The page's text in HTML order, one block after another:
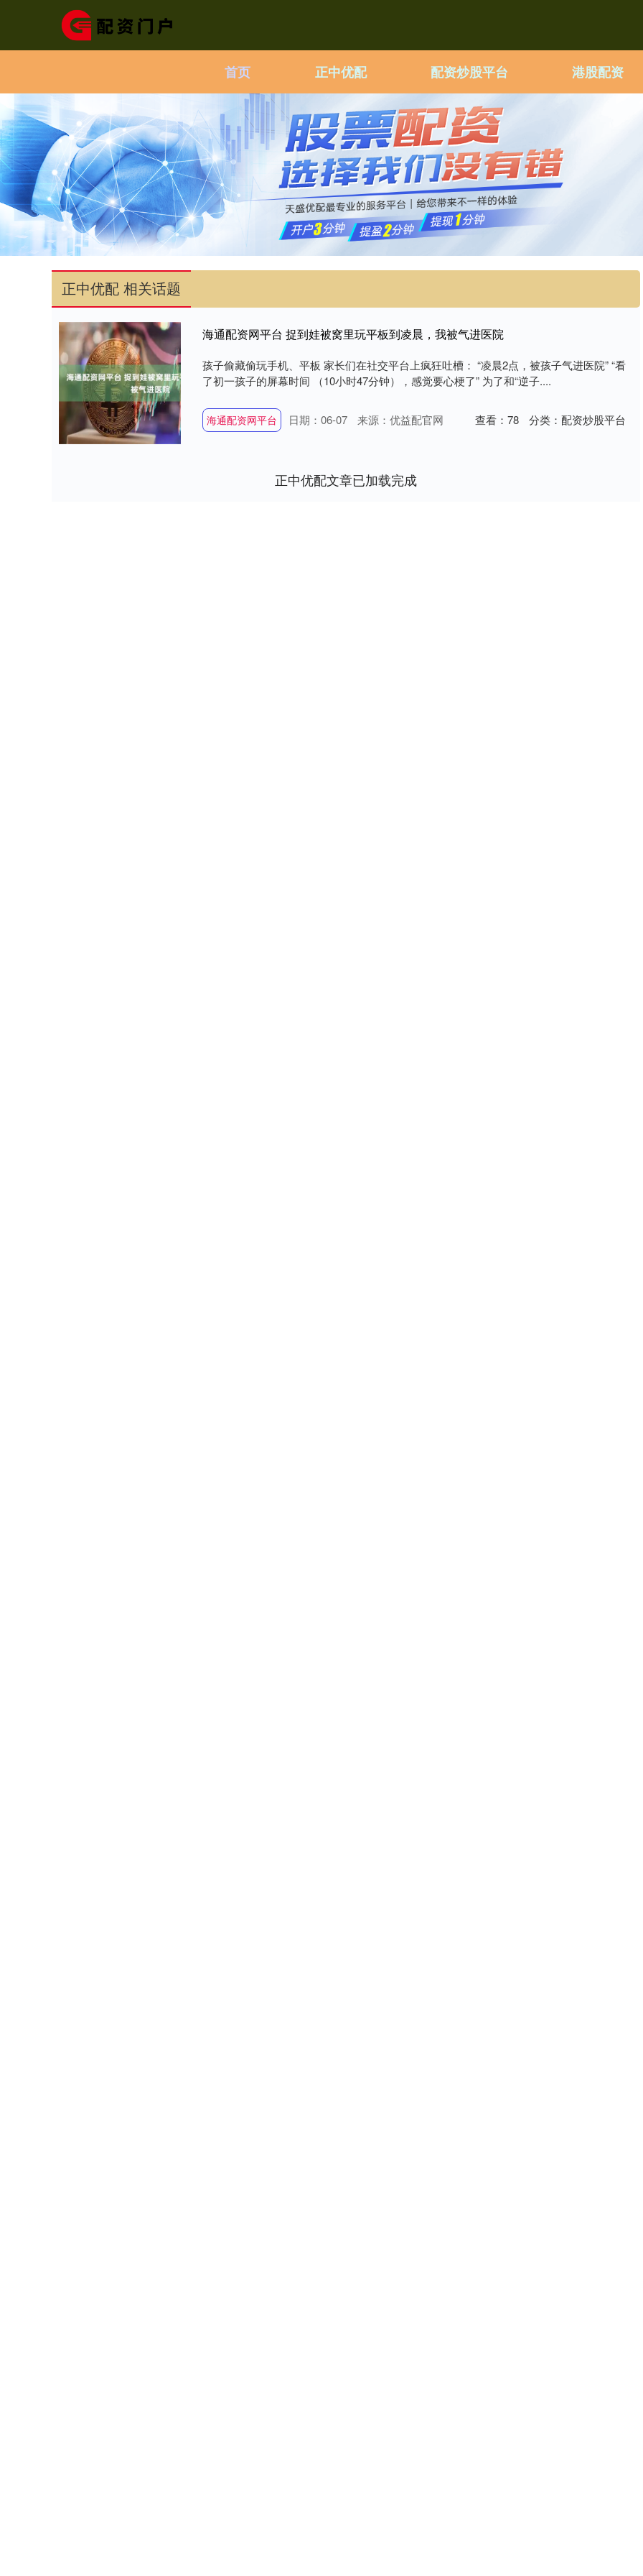
首页 正中优配 配资炒股平台 港股配资
正中优配 相关话题
海通配资网平台 捉到娃被窝里玩平板到凌晨，我被气进医院
孩子偷藏偷玩手机、平板 家长们在社交平台上疯狂吐槽： “凌晨2点，被孩子气进医院” “看
了初一孩子的屏幕时间 （10小时47分钟），感觉要心梗了” 为了和“逆子....
海通配资网平台 日期：06-07 来源：优益配官网 查看： 78 分类： 配资炒股平台
正中优配文章已加载完成